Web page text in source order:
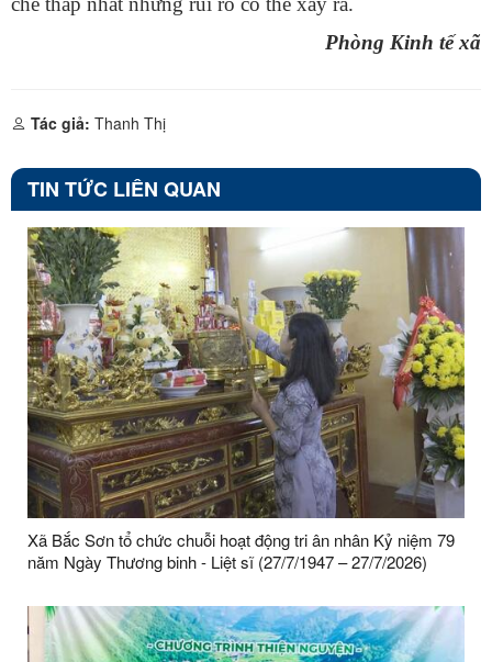
Phòng Kinh tế xã
Tác giả: Thanh Thị
TIN TỨC LIÊN QUAN
Xã Bắc Sơn tổ chức chuỗi hoạt động tri ân nhân Kỷ niệm 79
năm Ngày Thương binh - Liệt sĩ (27/7/1947 – 27/7/2026)